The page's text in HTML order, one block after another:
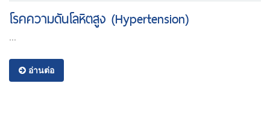
โรคความดันโลหิตสูง (Hypertension)
อ่านต่อ